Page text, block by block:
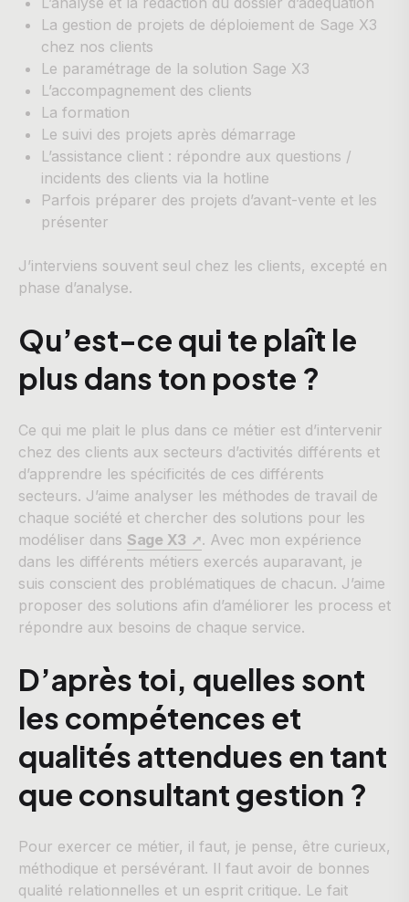
La gestion de projets de déploiement de Sage X3
chez nos clients
Le paramétrage de la solution Sage X3
L’accompagnement des clients
La formation
Le suivi des projets après démarrage
L’assistance client : répondre aux questions /
incidents des clients via la hotline
Parfois préparer des projets d’avant-vente et les
présenter
J’interviens souvent seul chez les clients, excepté en
phase d’analyse.
Qu’est-ce qui te plaît le
plus dans ton poste ?
Ce qui me plait le plus dans ce métier est d’intervenir
chez des clients aux secteurs d’activités différents et
d’apprendre les spécificités de ces différents
secteurs. J’aime analyser les méthodes de travail de
chaque société et chercher des solutions pour les
modéliser dans Sage X3 ➚. Avec mon expérience
dans les différents métiers exercés auparavant, je
suis conscient des problématiques de chacun. J’aime
proposer des solutions afin d’améliorer les process et
répondre aux besoins de chaque service.
D’après toi, quelles sont
les compétences et
qualités attendues en tant
que consultant gestion ?
Pour exercer ce métier, il faut, je pense, être curieux,
méthodique et persévérant. Il faut avoir de bonnes
qualité relationnelles et un esprit critique. Le fait